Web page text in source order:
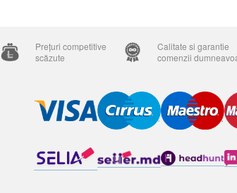
Prețuri competitive
scăzute
Calitate si garantie
comenzii